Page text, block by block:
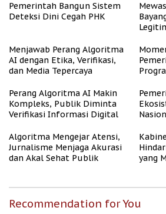
Pemerintah Bangun Sistem
Deteksi Dini Cegah PHK
Menjawab Perang Algoritma
AI dengan Etika, Verifikasi,
dan Media Tepercaya
Perang Algoritma AI Makin
Kompleks, Publik Diminta
Verifikasi Informasi Digital
Algoritma Mengejar Atensi,
Jurnalisme Menjaga Akurasi
dan Akal Sehat Publik
yang
Recommendation for You